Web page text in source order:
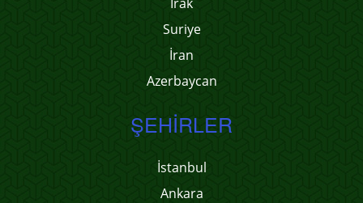
Suriye
İran
Azerbaycan
ŞEHIRLER
İstanbul
Ankara